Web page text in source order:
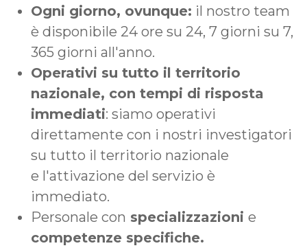
Ogni giorno, ovunque: il nostro team
è disponibile 24 ore su 24, 7 giorni su 7,
365 giorni all'anno.
Operativi su tutto il territorio
nazionale, con tempi di risposta
immediati: siamo operativi
direttamente con i nostri investigatori
su tutto il territorio nazionale
e l'attivazione del servizio è
immediato.
Personale con specializzazioni e
competenze specifiche.